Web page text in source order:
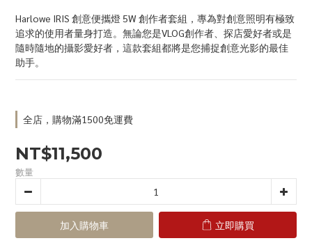
Harlowe IRIS 創意便攜燈 5W 創作者套組，專為對創意照明有極致
追求的使用者量身打造。無論您是VLOG創作者、探店愛好者或是
隨時隨地的攝影愛好者，這款套組都將是您捕捉創意光影的最佳
助手。
全店，購物滿1500免運費
NT$11,500
數量
加入購物車 立即購買